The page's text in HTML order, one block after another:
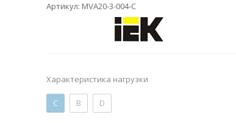
Артикул: MVA20-3-004-C
Характеристика нагрузки
C B D